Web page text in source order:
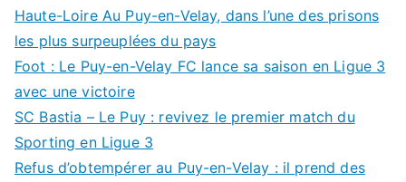
Haute-Loire Au Puy-en-Velay, dans l’une des prisons
les plus surpeuplées du pays
Foot : Le Puy-en-Velay FC lance sa saison en Ligue 3
avec une victoire
SC Bastia – Le Puy : revivez le premier match du
Sporting en Ligue 3
Refus d’obtempérer au Puy-en-Velay : il prend des